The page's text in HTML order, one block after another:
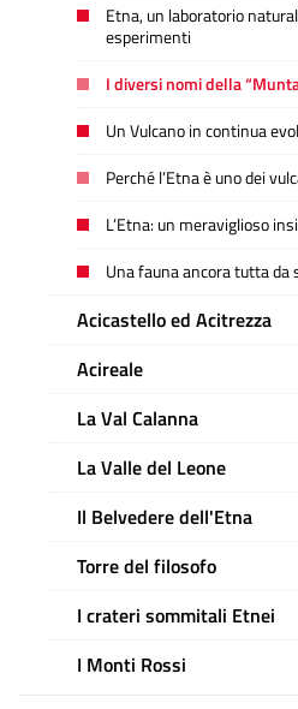
Etna, un laboratorio
esperimenti
I diversi nomi della
Un Vulcano in continua
Perché l’Etna è uno dei
L’Etna: un meraviglioso
Una fauna ancora tutta da
Acicastello ed Acitrezza
Acireale
La Val Calanna
La Valle del Leone
Il Belvedere dell'Etna
Torre del filosofo
I crateri sommitali Etnei
I Monti Rossi